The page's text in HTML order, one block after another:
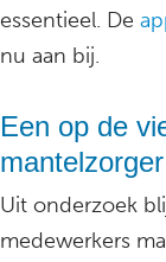
essentieel. De
nu aan bij.
Een op de
mantelzorger
Uit onderzoek
medewerkers